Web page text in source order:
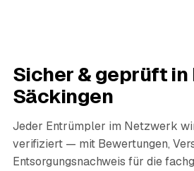
Sicher & geprüft in
Säckingen
Jeder Entrümpler im Netzwerk
verifiziert — mit Bewertungen,
Entsorgungsnachweis für die